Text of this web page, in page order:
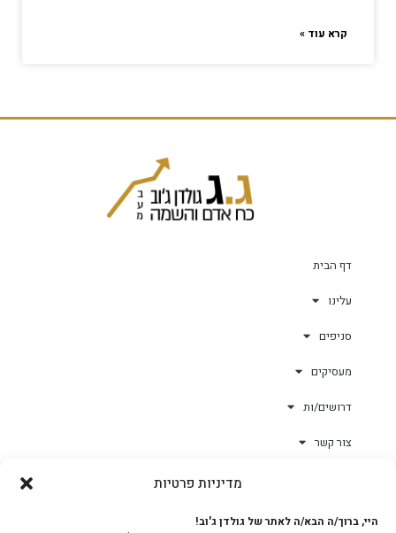
מדיניות פרטיות
היי, ברוך/ה הבא/ה לאתר של גולדן ג'וב!
קרא עוד »
דף הבית
עלינו
סניפים
מעסיקים
דרושים/ות
צור קשר